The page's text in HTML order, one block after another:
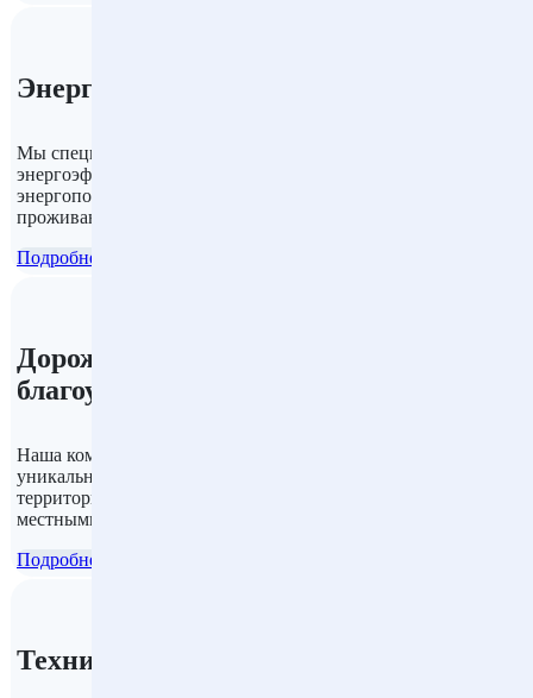
Энергоэффективные решения
Мы специализируемся на внедрении современных
энергоэффективных технологий и материалов для снижения
энергопотребления зданий и улучшения комфортности
проживания.
Подробнее
Дорожное строительство и
благоустройство
Наша компания предлагает услуги по созданию
уникального ландшафтного дизайна и озеленения
территорий в соответствии с пожеланиями заказчика и
местными климатическими условиями.
Подробнее
Техническое обслуживание и ремонт